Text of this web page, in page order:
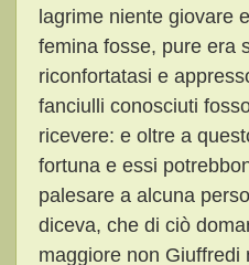
lagrime niente giovare
femina fosse, pure era
riconfortatasi e
fanciulli conosciuti
ricevere: e oltre a
fortuna e essi
palesare a alcuna
diceva, che di ciò
maggiore non